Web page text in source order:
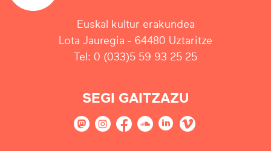
Euskal kultur erakundea
Lota Jauregia - 64480 Uztaritze
Tel: 0 (033)5 59 93 25 25
SEGI GAITZAZU